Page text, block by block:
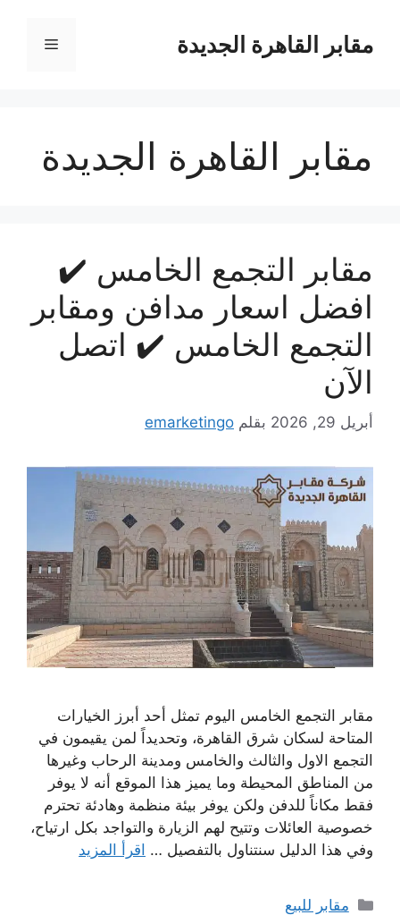
المحتوىمقابر القاهرة الجديدة القائمة
مقابر القاهرة الجديدة
مقابر التجمع الخامس ✔️
افضل اسعار مدافن ومقابر
التجمع الخامس ✔️ اتصل
الآن
أبريل 29, 2026 بقلم emarketingo
مقابر التجمع الخامس اليوم تمثل أحد أبرز الخيارات
المتاحة لسكان شرق القاهرة، وتحديداً لمن يقيمون في
التجمع الاول والثالث والخامس ومدينة الرحاب وغيرها
من المناطق المحيطة وما يميز هذا الموقع أنه لا يوفر
فقط مكاناً للدفن ولكن يوفر بيئة منظمة وهادئة تحترم
خصوصية العائلات وتتيح لهم الزيارة والتواجد بكل ارتياح،
وفي هذا الدليل سنتناول بالتفصيل … اقرأ المزيد
التصنيفات
مقابر للبيع